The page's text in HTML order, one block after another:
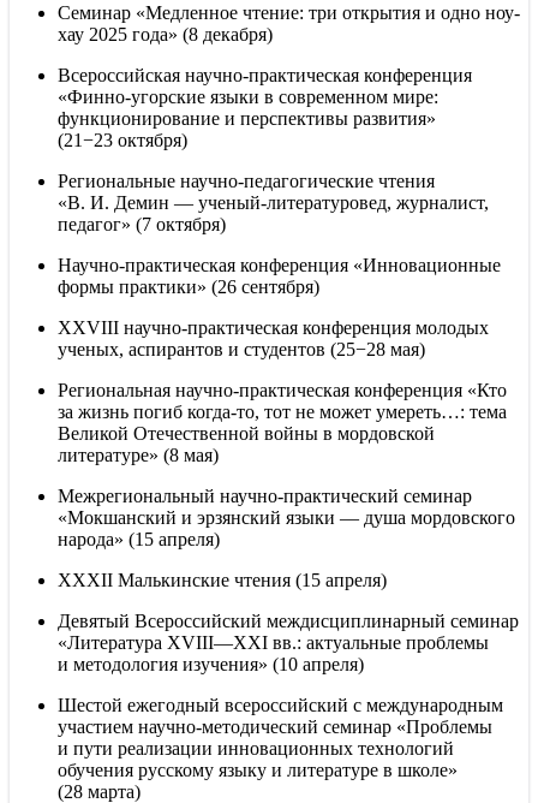
Семинар «Медленное чтение: три открытия и одно ноу-
хау 2025 года» (8 декабря)
Всероссийская научно-практическая конференция
«Финно-угорские языки в современном мире:
функционирование и перспективы развития»
(21−23 октября)
Региональные научно-педагогические чтения
«В. И. Демин — ученый-литературовед, журналист,
педагог» (7 октября)
Научно-практическая конференция «Инновационные
формы практики» (26 сентября)
XXVIII научно-практическая конференция молодых
ученых, аспирантов и студентов (25−28 мая)
Региональная научно-практическая конференция «Кто
за жизнь погиб когда-то, тот не может умереть…: тема
Великой Отечественной войны в мордовской
литературе» (8 мая)
Межрегиональный научно-практический семинар
«Мокшанский и эрзянский языки — душа мордовского
народа» (15 апреля)
XXXII Малькинские чтения (15 апреля)
Девятый Всероссийский междисциплинарный семинар
«Литература XVIII—XXI вв.: актуальные проблемы
и методология изучения» (10 апреля)
Шестой ежегодный всероссийский с международным
участием научно-методический семинар «Проблемы
и пути реализации инновационных технологий
обучения русскому языку и литературе в школе»
(28 марта)